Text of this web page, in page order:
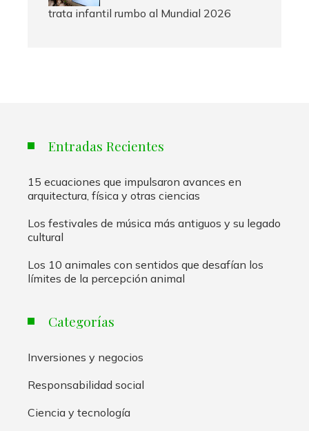
trata infantil rumbo al Mundial 2026
Entradas Recientes
15 ecuaciones que impulsaron avances en
arquitectura, física y otras ciencias
Los festivales de música más antiguos y su legado
cultural
Los 10 animales con sentidos que desafían los
límites de la percepción animal
Categorías
Inversiones y negocios
Responsabilidad social
Ciencia y tecnología